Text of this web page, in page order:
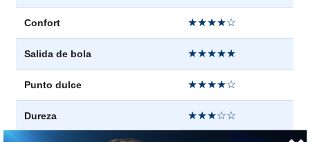
Confort ★★★★☆
Salida de bola ★★★★★
Punto dulce ★★★★☆
Dureza ★★★☆☆